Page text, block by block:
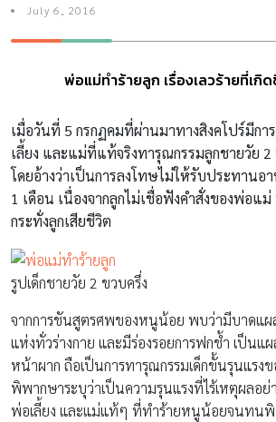
July 6, 2016
พ่อแม่ทำร้ายลูก เรื่องเลวร้ายที่เกิ
เมื่อวันที่ 5 กรกฏคมที่ผ่านมาทางสิงคโปร์มีกา
เลี้ยง และแม่ที่แท้จริงทารุณกรรมลูกชายวัย 2
โดยอ้างว่าเป็นการลงโทษไม่ให้รับประทานอ
1 เดือน เนื่องจากลูกไม่เชื่อฟังคำสั่งของพ่อแ
กระทั่งลูกเสียชีวิต
รูปเด็กชายวัย 2 ขวบครึ่ง
จากการชันสูตรศพของหนูน้อย พบว่ามีบาดแผ
แห่งทั่วร่างกาย และมีร่องรอยการฟกช้ำ เป็น
หน้าผาก ถือเป็นการทารุณกรรมเด็กขั้นรุนแรงข
พิพากษาระบุว่าเป็นความรุนแรงที่ไร้เหตุผลอ
พ่อเลี้ยง และแม่แท้ๆ ที่ทำร้ายหนูน้อยจนทน